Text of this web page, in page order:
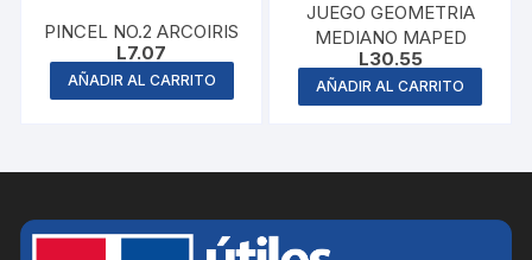
PINCEL NO.2 ARCOIRIS
L7.07
AÑADIR AL CARRITO
JUEGO GEOMETRIA
MEDIANO MAPED
L30.55
AÑADIR AL CARRITO